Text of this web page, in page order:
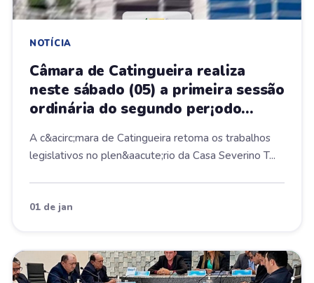
NOTÍCIA
Câmara de Catingueira realiza
neste sábado (05) a primeira sessão
ordinária do segundo per¡odo
A c&acirc;mara de Catingueira retoma os trabalhos
legislativos no plen&aacute;rio da Casa Severino T...
01 de jan